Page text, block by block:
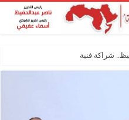
شراكة فنية ترسم ملامح